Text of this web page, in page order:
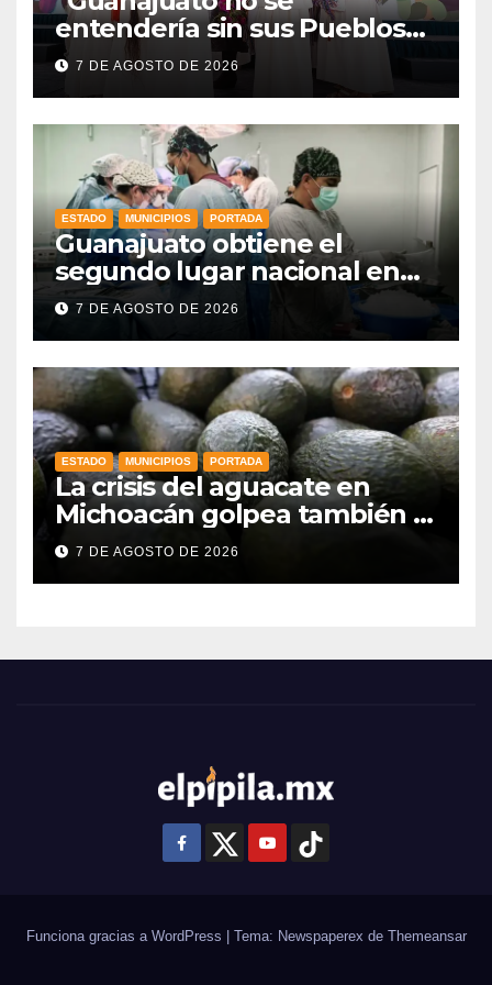
entendería sin sus Pueblos
Indígenas”: Libia Dennise
fortalece el orgullo del
7 DE AGOSTO DE 2026
ESTADO MUNICIPIOS PORTADA
Guanajuato obtiene el
segundo lugar nacional en
procuración de órganos
7 DE AGOSTO DE 2026
ESTADO MUNICIPIOS PORTADA
La crisis del aguacate en
Michoacán golpea también a
productores de Guanajuato
7 DE AGOSTO DE 2026
Funciona gracias a WordPress Tema: Newspaperex de Themeansar